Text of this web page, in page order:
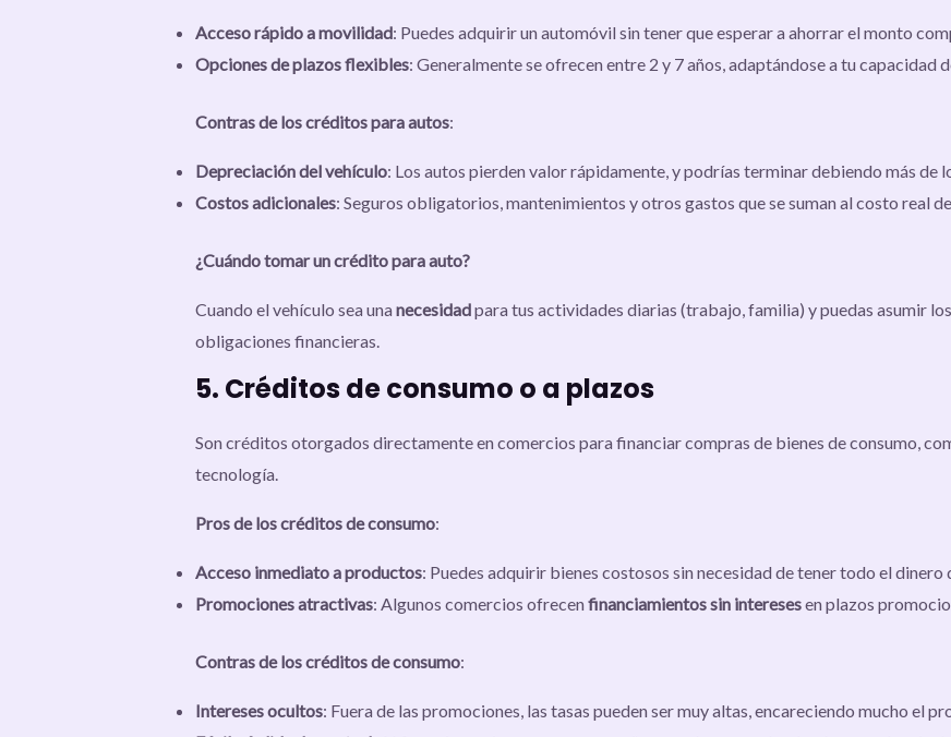
Acceso rápido a movilidad: Puedes adquirir un automóvil sin tener que esperar a ahorrar el monto
Opciones de plazos flexibles: Generalmente se ofrecen entre 2 y 7 años, adaptándose a tu capacidad
Contras de los créditos para autos:
Depreciación del vehículo: Los autos pierden valor rápidamente, y podrías terminar debiendo más de
Costos adicionales: Seguros obligatorios, mantenimientos y otros gastos que se suman al costo real
¿Cuándo tomar un crédito para auto?
Cuando el vehículo sea una necesidadpara tus actividades diarias (trabajo, familia) y puedas asumir
obligaciones financieras.
5. Créditos de consumo o a plazos
Son créditos otorgados directamente en comercios para financiar compras de bienes de consumo,
tecnología.
Pros de los créditos de consumo:
Acceso inmediato a productos: Puedes adquirir bienes costosos sin necesidad de tener todo el dinero
Promociones atractivas: Algunos comercios ofrecen financiamientos sin interesesen plazos
Contras de los créditos de consumo:
Intereses ocultos: Fuera de las promociones, las tasas pueden ser muy altas, encareciendo mucho el